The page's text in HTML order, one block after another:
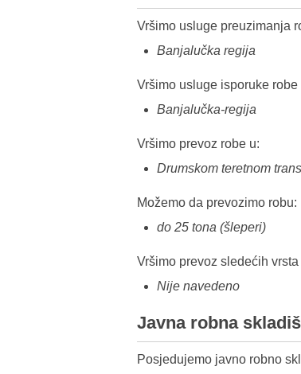
Vršimo usluge preuzimanja
Banjalučka regija
Vršimo usluge isporuke robe
Banjalučka-regija
Vršimo prevoz robe u:
Drumskom teretnom
Možemo da prevozimo robu:
do 25 tona (šleperi)
Vršimo prevoz sledećih vrsta
Nije navedeno
Javna robna
Posjedujemo javno robno